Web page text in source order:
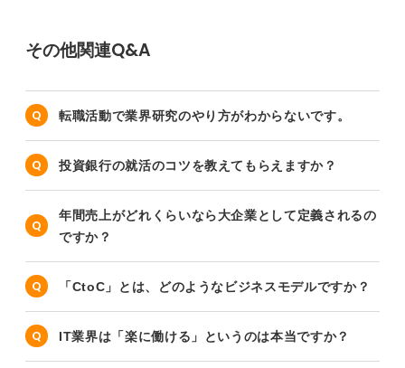
その他関連Q&A
転職活動で業界研究のやり方がわからないです。
投資銀行の就活のコツを教えてもらえますか？
年間売上がどれくらいなら大企業として定義されるの
ですか？
「CtoC」とは、どのようなビジネスモデルですか？
IT業界は「楽に働ける」というのは本当ですか？